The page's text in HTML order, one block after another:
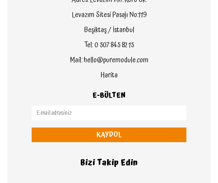
Levazım Sitesi Pasajı No:119
Beşiktaş / İstanbul
Tel: 0 507 845 82 15
Mail: hello@puremodule.com
Harita
E-BÜLTEN
KAYDOL
Bizi Takip Edin